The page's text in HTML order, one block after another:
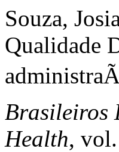
Souza,
Qualidade
Brasileiros
Health,